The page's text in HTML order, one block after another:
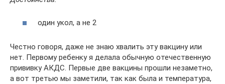
один укол, а не 2
Честно говоря, даже не знаю хвалить эту вакцину или
нет. Первому ребенку я делала обычную отечественную
прививку АКДС. Первые две вакцины прошли незаметно,
а вот третью мы заметили, так как была и температура,